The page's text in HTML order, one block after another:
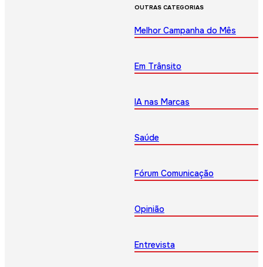
OUTRAS CATEGORIAS
Melhor Campanha do Mês
Em Trânsito
IA nas Marcas
Saúde
Fórum Comunicação
Opinião
Entrevista